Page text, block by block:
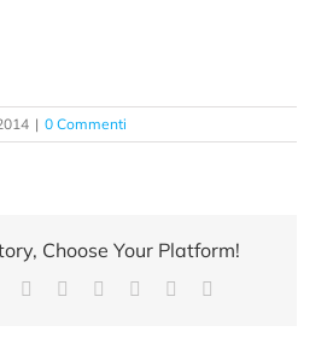
| 0 Commenti
Choose Your Platform!
Reddit LinkedInWhatsApp
TumblrPinterest